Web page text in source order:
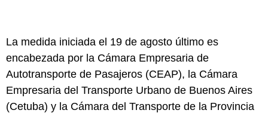
La medida iniciada el 19 de agosto último es
encabezada por la Cámara Empresaria de
Autotransporte de Pasajeros (CEAP), la Cámara
Empresaria del Transporte Urbano de Buenos Aires
(Cetuba) y la Cámara del Transporte de la Provincia